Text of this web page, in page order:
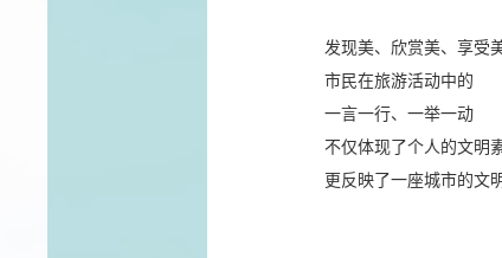
发现美、欣赏美、享受
市民在旅游活动中的
一言一行、一举一动
不仅体现了个人的文明
更反映了一座城市的文